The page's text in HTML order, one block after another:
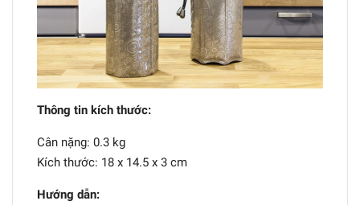
Thông tin kích thước:
Cân nặng: 0.3 kg
Kích thước: 18 x 14.5 x 3 cm
Hướng dẫn: